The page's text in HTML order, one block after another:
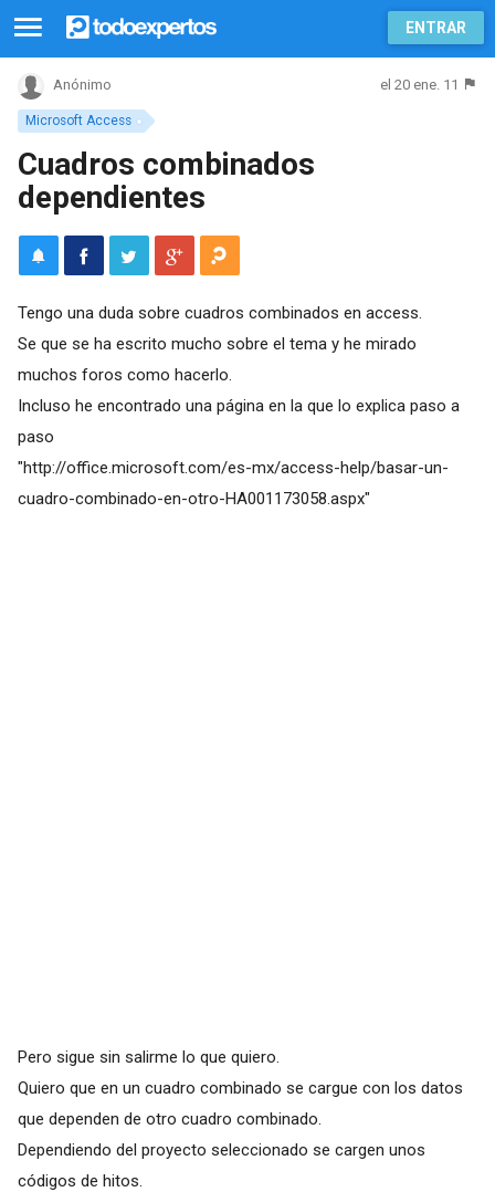
ENTRAR
Microsoft Access
Anónimo el 20 ene. 11
Cuadros combinados
dependientes
Tengo una duda sobre cuadros combinados en access.
Se que se ha escrito mucho sobre el tema y he mirado
muchos foros como hacerlo.
Incluso he encontrado una página en la que lo explica paso a
paso
"http://office.microsoft.com/es-mx/access-help/basar-un-
cuadro-combinado-en-otro-HA001173058.aspx"
Pero sigue sin salirme lo que quiero.
Quiero que en un cuadro combinado se cargue con los datos
que dependen de otro cuadro combinado.
Dependiendo del proyecto seleccionado se cargen unos
códigos de hitos.